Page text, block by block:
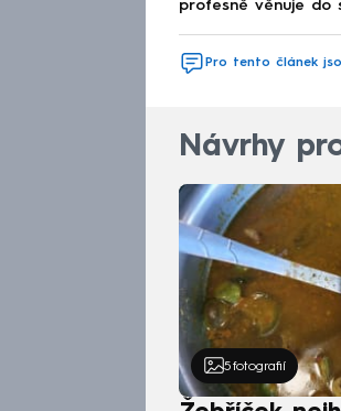
profesně věnuje do
Pro tento článek
Návrhy
5 fotografií